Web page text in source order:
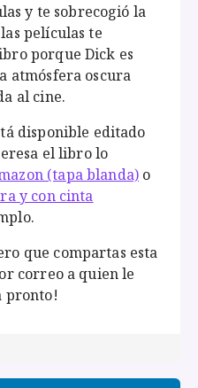
y te sobrecogió la
películas te
porque Dick es
atmósfera oscura
al cine.
disponible editado
el libro lo
(tapa blanda) o
y con cinta
que compartas esta
correo a quien le
pronto!